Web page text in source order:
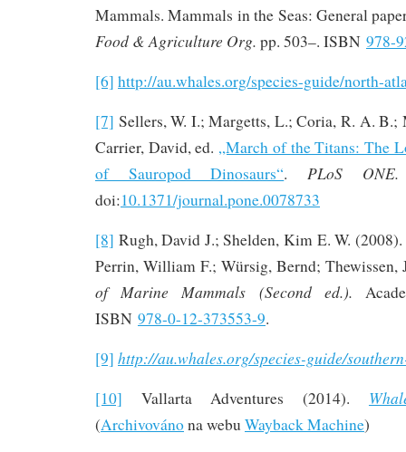
Mammals. Mammals in the Seas: General
Food & Agriculture Org. pp. 503–. ISBN 978-
[6] http://au.whales.org/species-guide/north-
[7] Sellers, W. I.; Margetts, L.; Coria, R. A. B.;
Carrier, David, ed. „March of the Titans: The
of Sauropod Dinosaurs“. PLoS ONE.
doi:10.1371/journal.pone.0078733
[8] Rugh, David J.; Shelden, Kim E. W.
Perrin, William F.; Würsig, Bernd;
of Marine Mammals (Second ed.).
ISBN 978-0-12-373553-9.
[9] http://au.whales.org/species-guide/
[10] Vallarta Adventures (2014).
(Archivovánona webu Wayback Machine)